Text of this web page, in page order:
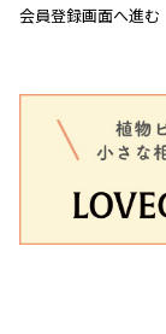
会員登録画面へ進む